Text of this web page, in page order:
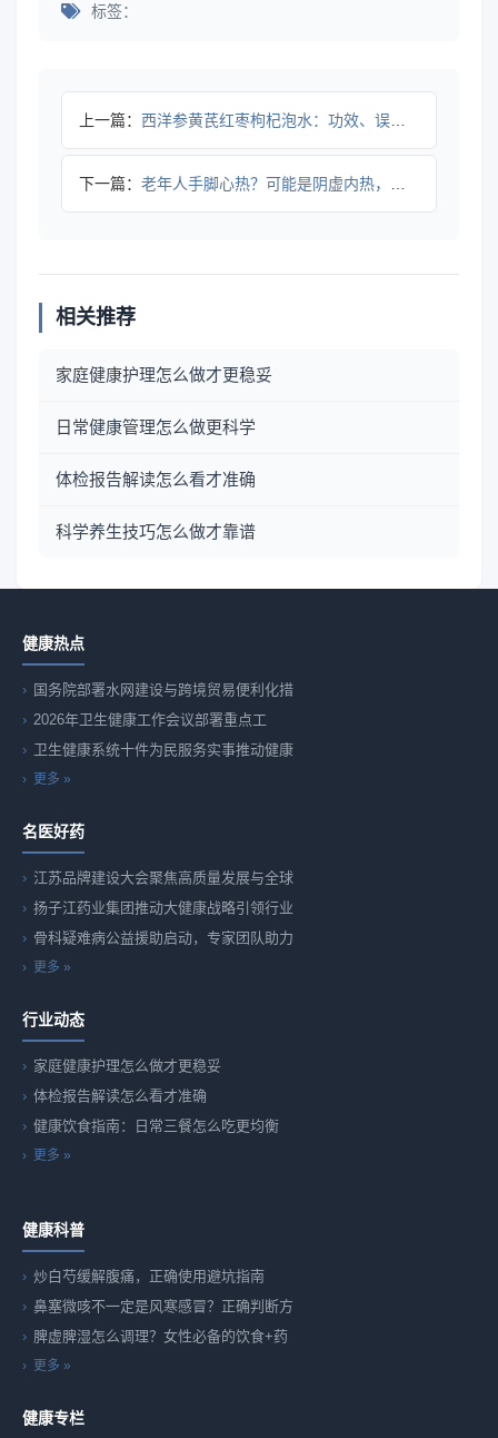
标签：
上一篇： 西洋参黄芪红枣枸杞泡水：功效、误区与正确饮用方法
下一篇： 老年人手脚心热？可能是阴虚内热，这样调理更有效
相关推荐
家庭健康护理怎么做才更稳妥
日常健康管理怎么做更科学
体检报告解读怎么看才准确
科学养生技巧怎么做才靠谱
健康热点
国务院部署水网建设与跨境贸易便利化措
2026年卫生健康工作会议部署重点工
卫生健康系统十件为民服务实事推动健康
更多 »
名医好药
江苏品牌建设大会聚焦高质量发展与全球
扬子江药业集团推动大健康战略引领行业
骨科疑难病公益援助启动，专家团队助力
更多 »
行业动态
家庭健康护理怎么做才更稳妥
体检报告解读怎么看才准确
健康饮食指南：日常三餐怎么吃更均衡
更多 »
健康科普
炒白芍缓解腹痛，正确使用避坑指南
鼻塞微咳不一定是风寒感冒？正确判断方
脾虚脾湿怎么调理？女性必备的饮食+药
更多 »
健康专栏